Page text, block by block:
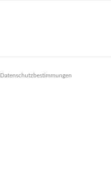
Datenschutzbestimmungen